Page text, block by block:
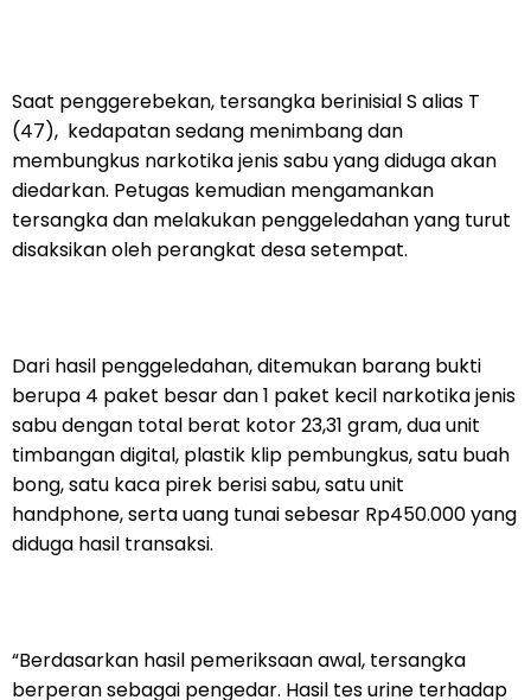
Saat penggerebekan, tersangka berinisial S alias T
(47), kedapatan sedang menimbang dan
membungkus narkotika jenis sabu yang diduga akan
diedarkan. Petugas kemudian mengamankan
tersangka dan melakukan penggeledahan yang turut
disaksikan oleh perangkat desa setempat.
Dari hasil penggeledahan, ditemukan barang bukti
berupa 4 paket besar dan 1 paket kecil narkotika jenis
sabu dengan total berat kotor 23,31 gram, dua unit
timbangan digital, plastik klip pembungkus, satu buah
bong, satu kaca pirek berisi sabu, satu unit
handphone, serta uang tunai sebesar Rp450.000 yang
diduga hasil transaksi.
“Berdasarkan hasil pemeriksaan awal, tersangka
berperan sebagai pengedar. Hasil tes urine terhadap